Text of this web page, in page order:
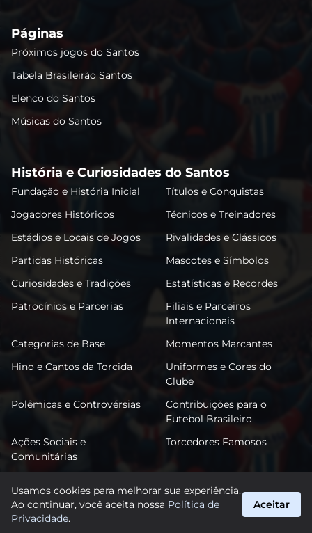
Páginas
Próximos jogos do Santos
Tabela Brasileirão Santos
Elenco do Santos
Músicas do Santos
História e Curiosidades do Santos
Fundação e História Inicial
Títulos e Conquistas
Jogadores Históricos
Técnicos e Treinadores
Estádios e Locais de Jogos
Rivalidades e Clássicos
Partidas Históricas
Mascotes e Símbolos
Curiosidades e Tradições
Estatísticas e Recordes
Patrocínios e Parcerias
Filiais e Parceiros
Internacionais
Categorias de Base
Momentos Marcantes
Hino e Cantos da Torcida
Uniformes e Cores do
Clube
Polêmicas e Controvérsias
Contribuições para o
Futebol Brasileiro
Ações Sociais e
Comunitárias
Torcedores Famosos
FutSantos
Usamos cookies para melhorar sua experiência.
Ao continuar, você aceita nossa Política de
Privacidade.
Aceitar